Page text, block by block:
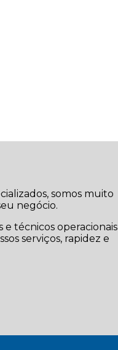
somos muito
negócio.
técnicos operacionais
serviços, rapidez e